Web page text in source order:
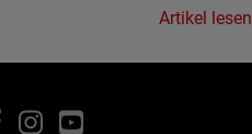
Artikel lesen
Facebook
InstagramYouTube